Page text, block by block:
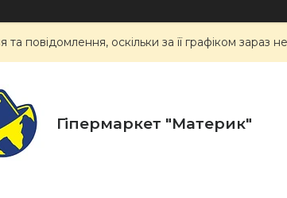
повідомлення, оскільки за її графіком
Гіпермаркет "Материк"